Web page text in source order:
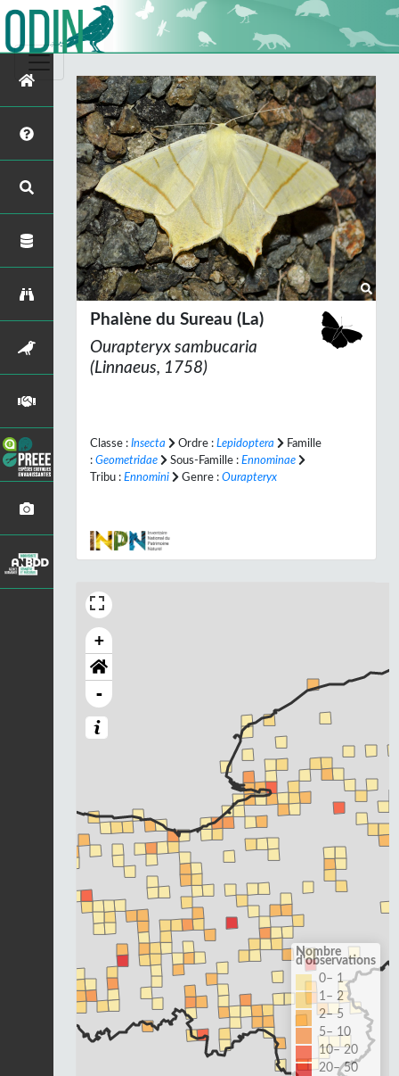
Phalène du Sureau (La)
Ourapteryx sambucaria
(Linnaeus, 1758)
Classe : Insecta Ordre : Lepidoptera
Famille
: Geometridae Sous-Famille : Ennominae
Tribu : Ennomini Genre : Ourapteryx
+
-
Nombre
d'observations
0– 1
1– 2
2– 5
5– 10
10– 20
20– 50